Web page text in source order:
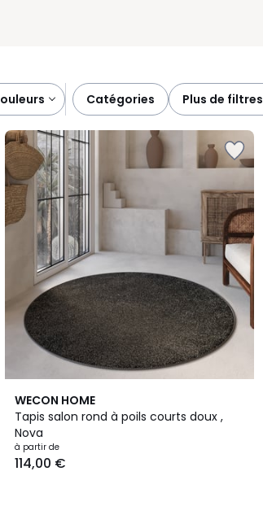
couleurs catégories plus de filtres
WECON HOME
Tapis salon rond à poils courts doux ,
Nova
à partir de
114,00 €
3
Couleurs